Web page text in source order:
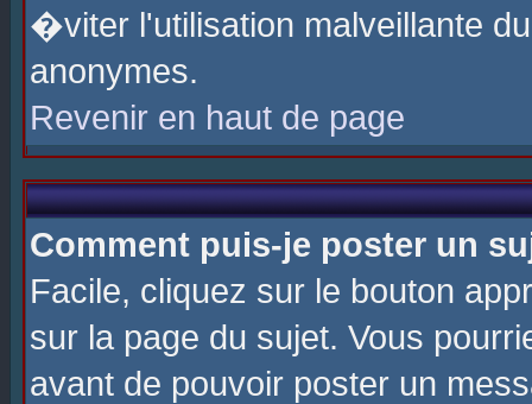
�viter l'utilisation malveillante
anonymes.
Revenir en haut de page
Comment puis-je poster un
Facile, cliquez sur le bouton
sur la page du sujet. Vous
avant de pouvoir poster un